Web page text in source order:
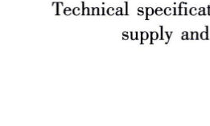
Ｔｅｃｈｎｉ
ｃ
ａｌｓ
Ｐｅｃｉ
ｆ
ｉｃ
ｓ
ｕｐ
ｐ
ｌ
ｙａ
ｎ